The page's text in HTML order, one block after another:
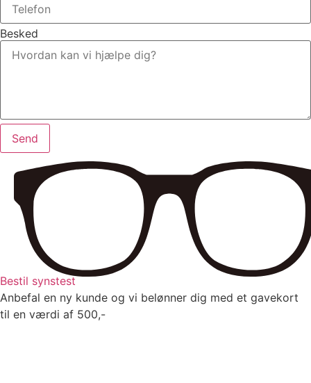
Besked
Send
Bestil synstest
Anbefal en ny kunde og vi belønner dig med et gavekort
til en værdi af 500,-